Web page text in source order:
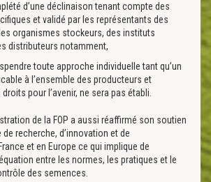
d’une déclinaison tenant compte des
et validé par les représentants des
organismes stockeurs, des instituts
distributeurs notamment,
toute approche individuelle tant qu’un
à l’ensemble des producteurs et
pour l’avenir, ne sera pas établi.
de la FOP a aussi réaffirmé son soutien
recherche, d’innovation et de
et en Europe ce qui implique de
entre les normes, les pratiques et le
des semences.